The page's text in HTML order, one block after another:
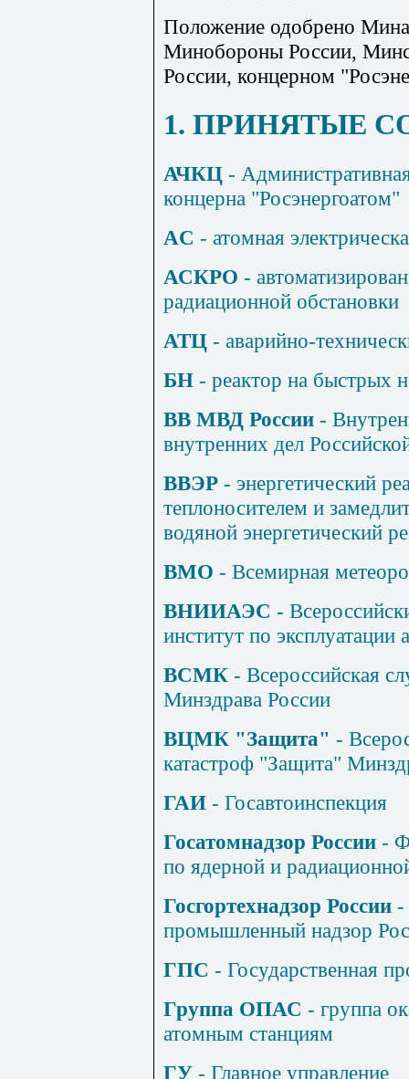
Положение одобрено
Минобороны России,
России, концерном
1. ПРИНЯТЫЕ
АЧКЦ -
концерна "Росэнергоатом"
AC - атомная
АСКРО -
радиационной обстановки
АТЦ - аварийно-
БН - реактор на быстрых
ВВ МВД России -
внутренних дел
ВВЭР - энергетический
теплоносителем и
водяной энергетический
ВМО - Всемирная
ВНИИАЭС -
институт по
ВСМК - Всероссийская
Минздрава России
ВЦМК "Защита" -
катастроф "Защита"
ГАИ - Госавтоинспекция
Госатомнадзор России -
по ядерной и
Госгортехнадзор России -
промышленный надзор
ГПС - Государственная
Группа ОПАС - группа
атомным станциям
ГУ - Главное управление